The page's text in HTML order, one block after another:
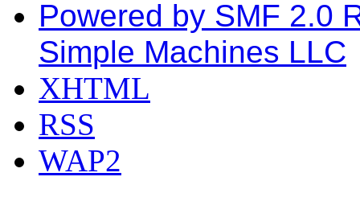
Powered by SMF 2.0
Simple Machines LLC
XHTML
RSS
WAP2